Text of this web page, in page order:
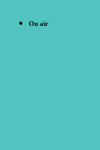
On air